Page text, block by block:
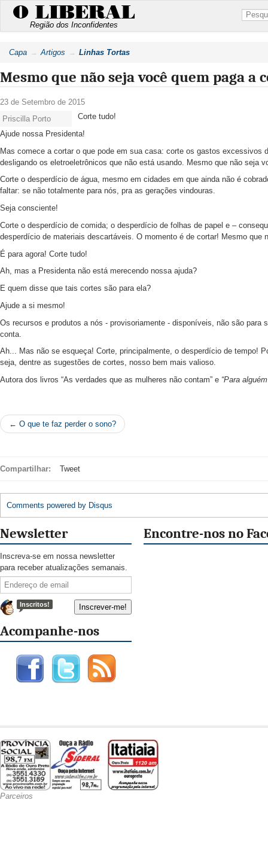
O LIBERAL
Região dos Inconfidentes
Capa Artigos Linhas Tortas
Mesmo que não seja você quem paga a
23 de Setembro de 2015
Priscilla Porto
Corte tudo!
Ajude nossa Presidenta!
Mas comece a cortar o que pode em sua casa: corte os gastos excessivos
desligando os eletroeletrônicos que não está usando. Mesmo que não seja
Corte o desperdício de água, mesmo em cidades em que ainda não é
faltar: se não totalmente para nós, pra as gerações vindouras.
Seja consciente!
Corte o desperdício de comida; o desperdício de folhas de papel e –
desperdício de materiais descartáveis. O momento é de cortar! Mesmo que
É para agora! Corte tudo!
Ah, mas a Presidenta não está merecendo nossa ajuda?
E quem disse que tais cortes são para ela?
Ajude a si mesmo!
Os recursos e produtos a nós - provisoriamente - disponíveis, não são para
conta.
Ah... Mas não se esqueça! Corte, principalmente, o desperdício de tempo!
seja, dentre as sugestões de cortes, nosso bem mais valioso.
Autora dos livros “As verdades que as mulheres não contam” e “Para
← O que te faz perder o sono?
Compartilhar: Tweet
Comments powered by Disqus
Newsletter
Inscreva-se em nossa newsletter
para receber atualizações semanais.
Inscritos!
Acompanhe-nos
Encontre-nos no
Parceiros